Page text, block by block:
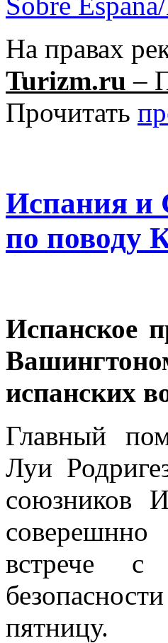
На правах
Turizm.ru –
Прочитать
Испания и
по поводу
Испанское
испанских
Главный
Луи
союзников
встрече
пятницу.